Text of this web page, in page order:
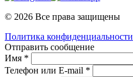
© 2026 Все права защищены
Политика конфиденциальности
Отправить сообщение
Имя *
Телефон или E-mail *